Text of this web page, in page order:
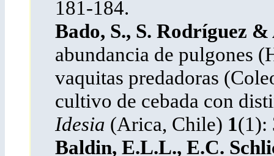
181-184.
Bado, S., S. Rodríguez
abundancia de pulgones
vaquitas predadoras
cultivo de cebada con
Idesia (Arica, Chile) 1(1):
Baldin, E.L.L., E.C.